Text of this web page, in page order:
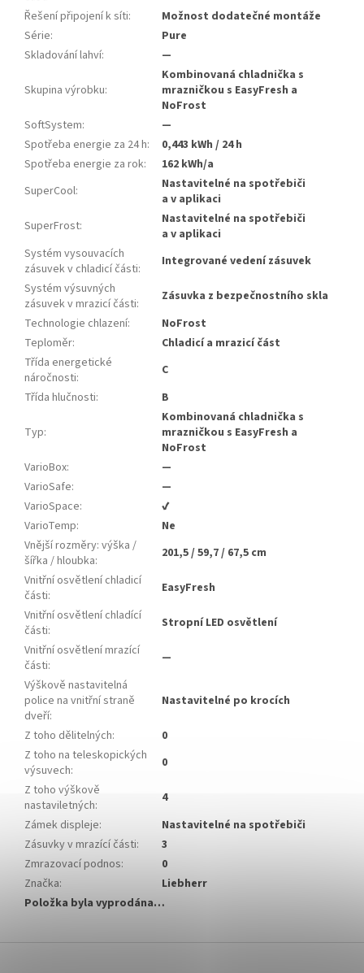
Řešení připojení k síti:
Možnost dodatečné montáže
Série:
Pure
Skladování lahví: —
Skupina výrobku:
Kombinovaná chladnička s
mrazničkou s EasyFresh a
NoFrost
SoftSystem:
—
Spotřeba energie za 24 h:
0,443 kWh / 24 h
Spotřeba energie za rok:
162 kWh/a
SuperCool:
Nastavitelné na spotřebiči
a v aplikaci
SuperFrost:
Nastavitelné na spotřebiči
a v aplikaci
Systém vysouvacích
zásuvek v chladicí části:
Integrované vedení zásuvek
Systém výsuvných
zásuvek v mrazicí části:
Zásuvka z bezpečnostního skla
Technologie chlazení:
NoFrost
Teploměr:
Chladicí a mrazicí část
Třída energetické
náročnosti:
C
Třída hlučnosti: B
Typ:
Kombinovaná chladnička s
mrazničkou s EasyFresh a
NoFrost
VarioBox:
—
VarioSafe:
—
VarioSpace:
✔
VarioTemp:
Ne
Vnější rozměry: výška /
šířka / hloubka:
201,5 / 59,7 / 67,5 cm
Vnitřní osvětlení chladicí
části:
EasyFresh
Vnitřní osvětlení chladící
části:
Stropní LED osvětlení
Vnitřní osvětlení mrazící
části:
—
Výškově nastavitelná
police na vnitřní straně
dveří:
Nastavitelné po krocích
Z toho dělitelných:
0
Z toho na teleskopických
výsuvech:
0
Z toho výškově
nastaviletných:
4
Zámek displeje:
Nastavitelné na spotřebiči
Zásuvky v mrazící části:
3
Zmrazovací podnos:
0
Značka:
Liebherr
Položka byla vyprodána…